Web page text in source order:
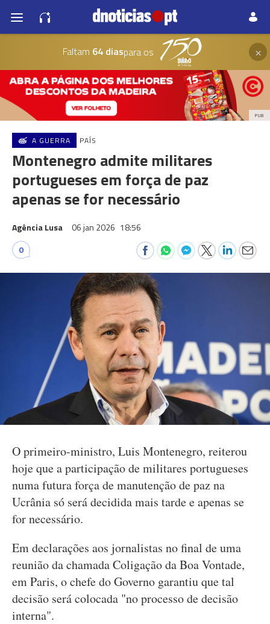
Faltam 64 diaspara os ×
PUB
A GUERRA PAÍS
Montenegro admite militares
portugueses em força de paz
apenas se for necessário
Agência Lusa 06 jan 2026 18:56
0
O primeiro-ministro, Luis Montenegro, reiterou
hoje que a participação de militares portugueses
numa futura força de manutenção de paz na
Ucrânia só será decidida mais tarde e apenas se
for necessário.
Em declarações aos jornalistas no final de uma
reunião da chamada Coligação da Boa Vontade,
em Paris, o chefe do Governo garantiu que tal
decisão será colocada "no processo de decisão
interna".